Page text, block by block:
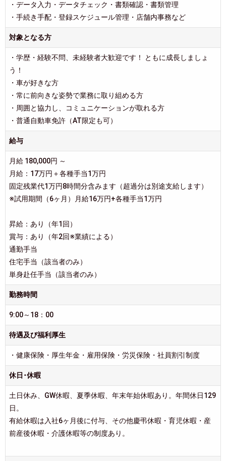
・データ入力・データチェック・書類確認・書類管理
・手続き手配・登録スケジュール管理・店舗内事務など
対象となる方
・学歴・経験不問、未経験者大歓迎です！ ともに成長しましょ
う！
・車が好きな方
・常に前向きな姿勢で業務に取り組める方
・周囲と協力し、コミュニケーションが取れる方
・普通自動車免許（AT限定も可）
給与
月給 180,000円 ～
月給：17万円＋各種手当1万円
固定残業代1万円8時間分含みます（超過分は別途支給します）
※試用期間（6ヶ月）月給16万円+各種手当1万円
昇給：あり（年1回）
賞与：あり（年2回※業績による）
通勤手当
住宅手当（該当者のみ）
単身赴任手当（該当者のみ）
勤務時間
9:00～18：00
待遇及び福利厚生
・健康保険・厚生年金・雇用保険・労災保険・社員割引制度
休日･休暇
土日休み、GW休暇、夏季休暇、年末年始休暇あり。年間休日129
日。
有給休暇は入社6ヶ月後に付与、その他慶弔休暇・育児休暇・産
前産後休暇・介護休暇等の制度あり。